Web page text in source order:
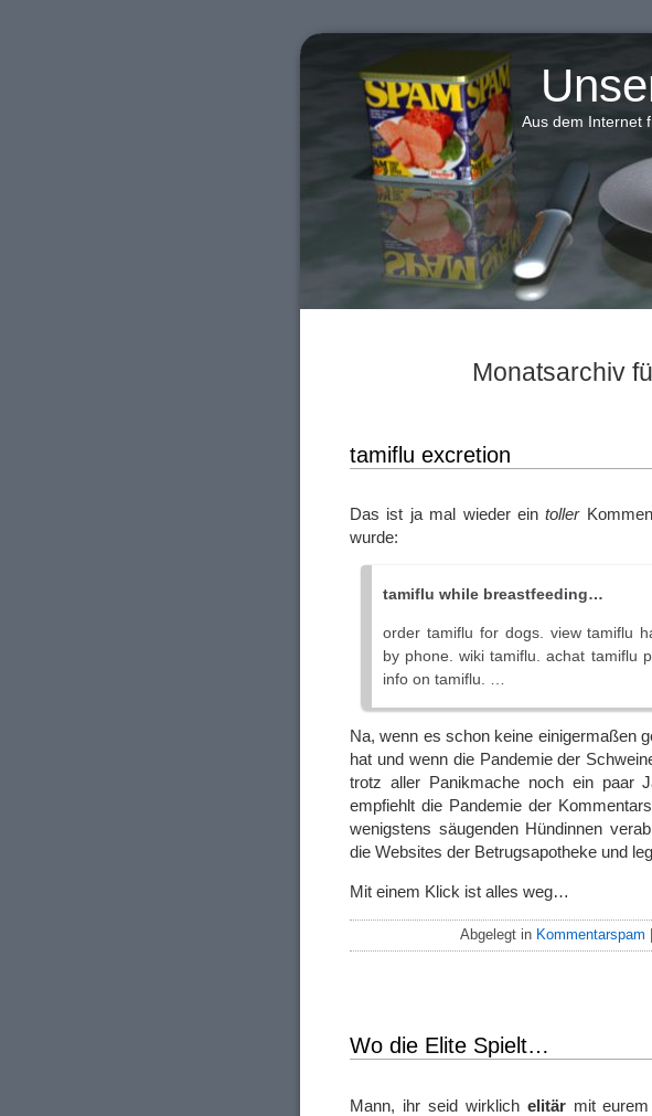
Aus dem Internet
Monatsarchiv
tamiflu excretion
Das ist ja mal wieder eintoller
wurde:
tamiflu while breastfeeding…
order tamiflu for dogs. view tamiflu
by phone. wiki tamiflu. achat tamiflu
info on tamiflu. …
Na, wenn es schon keine einigermaßen
hat und wenn die Pandemie der
trotz aller Panikmache noch ein paar
empfiehlt die Pandemie der
wenigstens säugenden Hündinnen
die Websites der Betrugsapotheke und
Mit einem Klick ist alles weg…
Abgelegt in Kommentarspam
Wo die Elite Spielt…
Mann, ihr seid wirklich elitärmit